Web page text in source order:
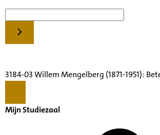
3184-03 Willem Mengelberg (1871-1951):
Mijn Studiezaal